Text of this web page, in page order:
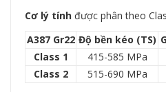
Cơ lý tính được phân theo
A387 Gr22 Độ bền kéo (TS)
Class 1
415-585 MPa
Class 2
515-690 MPa